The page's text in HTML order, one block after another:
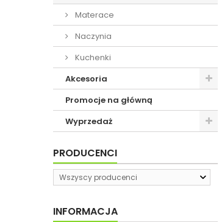
Materace
Naczynia
Kuchenki
Akcesoria
Promocje na główną
Wyprzedaż
PRODUCENCI
Wszyscy producenci
INFORMACJA